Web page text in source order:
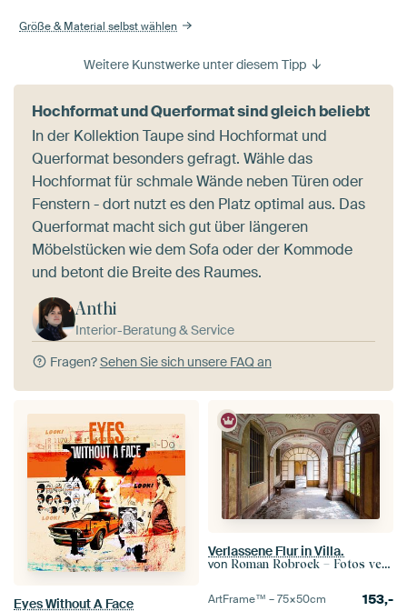
Größe & Material selbst wählen
Weitere Kunstwerke unter diesem Tipp
Hochformat und Querformat sind gleich beliebt
In der Kollektion Taupe sind Hochformat und
Querformat besonders gefragt. Wähle das
Hochformat für schmale Wände neben Türen oder
Fenstern - dort nutzt es den Platz optimal aus. Das
Querformat macht sich gut über längeren
Möbelstücken wie dem Sofa oder der Kommode
und betont die Breite des Raumes.
Anthi
Interior-Beratung & Service
Fragen?Sehen Sie sich unsere FAQ an
Eyes Without A Face
Verlassene Flur in Villa.
von Roman Robroek – Fotos verlassener Gebäude
ArtFrame™ –75×50cm 153,-